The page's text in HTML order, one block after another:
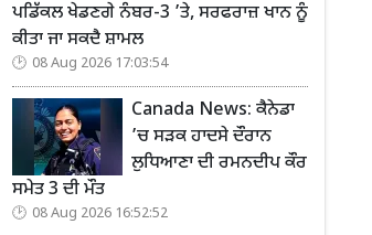
ਪਡਿੱਕਲ ਖੇਡਣਗੇ ਨੰਬਰ-3 ’ਤੇ, ਸਰਫਰਾਜ਼ ਖਾਨ ਨੂੰ
ਕੀਤਾ ਜਾ ਸਕਦੈ ਸ਼ਾਮਲ
08 Aug 2026 17:03:54
Canada News: ਕੈਨੇਡਾ
’ਚ ਸੜਕ ਹਾਦਸੇ ਦੌਰਾਨ
ਲੁਧਿਆਣਾ ਦੀ ਰਮਨਦੀਪ ਕੌਰ
ਸਮੇਤ 3 ਦੀ ਮੌਤ
08 Aug 2026 16:52:52